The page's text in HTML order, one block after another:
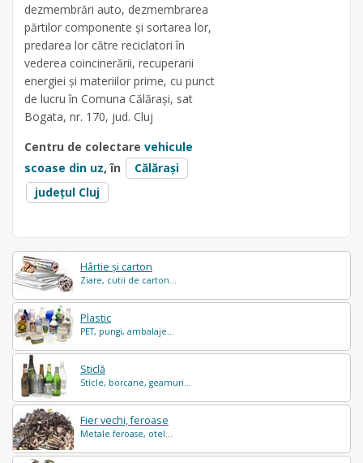
Hârtie și carton
Ziare, cutii de carton...
Plastic
PET, pungi, ambalaje...
Sticlă
Sticle, borcane, geamuri...
Fier vechi, feroase
Metale feroase, otel...
dezmembrări auto, dezmembrarea
părtilor componente și sortarea lor,
predarea lor către reciclatori în
vederea coincinerării, recuperarii
energiei și materiilor prime, cu punct
de lucru în Comuna Călărași, sat
Bogata, nr. 170, jud. Cluj
Centru de colectare vehicule
scoase din uz, în
Călărași
județul Cluj